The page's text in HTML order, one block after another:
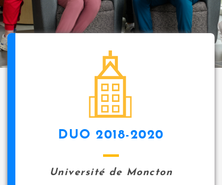
i
p
a
l
DUO 2018-2020
Université de Moncton